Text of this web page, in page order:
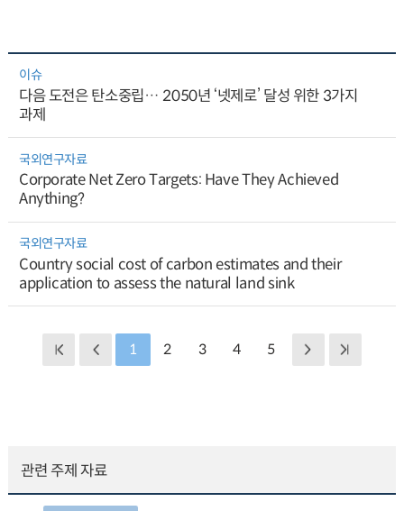
이슈
다음 도전은 탄소중립… 2050년 ‘넷제로’ 달성 위한 3가지
과제
국외연구자료
Corporate Net Zero Targets: Have They Achieved
Anything?
국외연구자료
Country social cost of carbon estimates and their
application to assess the natural land sink
1 2 3 4 5
관련 주제 자료